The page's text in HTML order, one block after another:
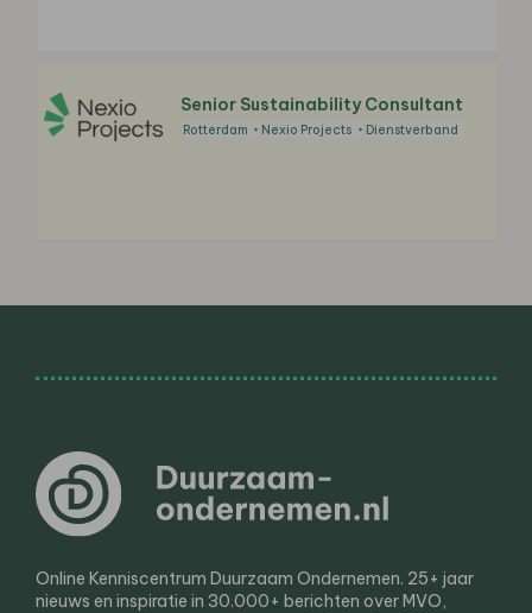
Senior Sustainability Consultant
Rotterdam Nexio Projects Dienstverband
Online Kenniscentrum Duurzaam Ondernemen. 25+ jaar
nieuws en inspiratie in 30.000+ berichten over MVO,